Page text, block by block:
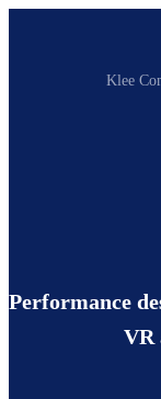
Klee
Performance
VR